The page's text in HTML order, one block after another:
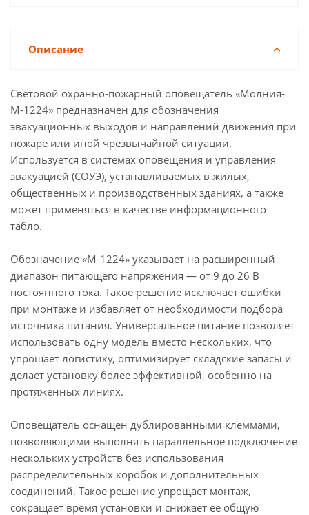
Описание
Световой охранно-пожарный оповещатель «Молния-
М-1224» предназначен для обозначения
эвакуационных выходов и направлений движения при
пожаре или иной чрезвычайной ситуации.
Используется в системах оповещения и управления
эвакуацией (СОУЭ), устанавливаемых в жилых,
общественных и производственных зданиях, а также
может применяться в качестве информационного
табло.
Обозначение «М-1224» указывает на расширенный
диапазон питающего напряжения — от 9 до 26 В
постоянного тока. Такое решение исключает ошибки
при монтаже и избавляет от необходимости подбора
источника питания. Универсальное питание позволяет
использовать одну модель вместо нескольких, что
упрощает логистику, оптимизирует складские запасы и
делает установку более эффективной, особенно на
протяженных линиях.
Оповещатель оснащен дублированными клеммами,
позволяющими выполнять параллельное подключение
нескольких устройств без использования
распределительных коробок и дополнительных
соединений. Такое решение упрощает монтаж,
сокращает время установки и снижает ее общую